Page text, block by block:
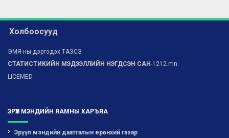
Холбоосууд
ЭМЯ-ны дэргэдэх ТАЗСЗ
СТАТИСТИКИЙН МЭДЭЭЛЛИЙН НЭГДСЭН САН-1212.mn
LICEMED
ЭРҮҮЛ МЭНДИЙН ЯАМНЫ ХАРЪЯА
Эрүүл мэндийн даатгалын ерөнхий газар